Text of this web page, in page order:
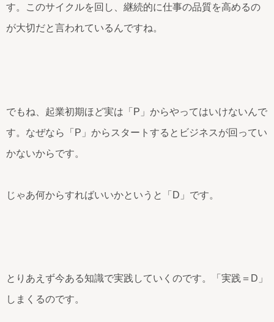
す。このサイクルを回し、継続的に仕事の品質を高めるの
が大切だと言われているんですね。
でもね、起業初期ほど実は「P」からやってはいけないんで
す。なぜなら「P」からスタートするとビジネスが回ってい
かないからです。
じゃあ何からすればいいかというと「D」です。
とりあえず今ある知識で実践していくのです。「実践＝D」
しまくるのです。